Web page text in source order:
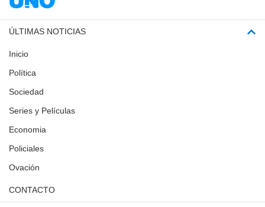
ÚLTIMAS NOTICIAS
Inicio
Política
Sociedad
Series y Películas
Economia
Policiales
Ovación
CONTACTO